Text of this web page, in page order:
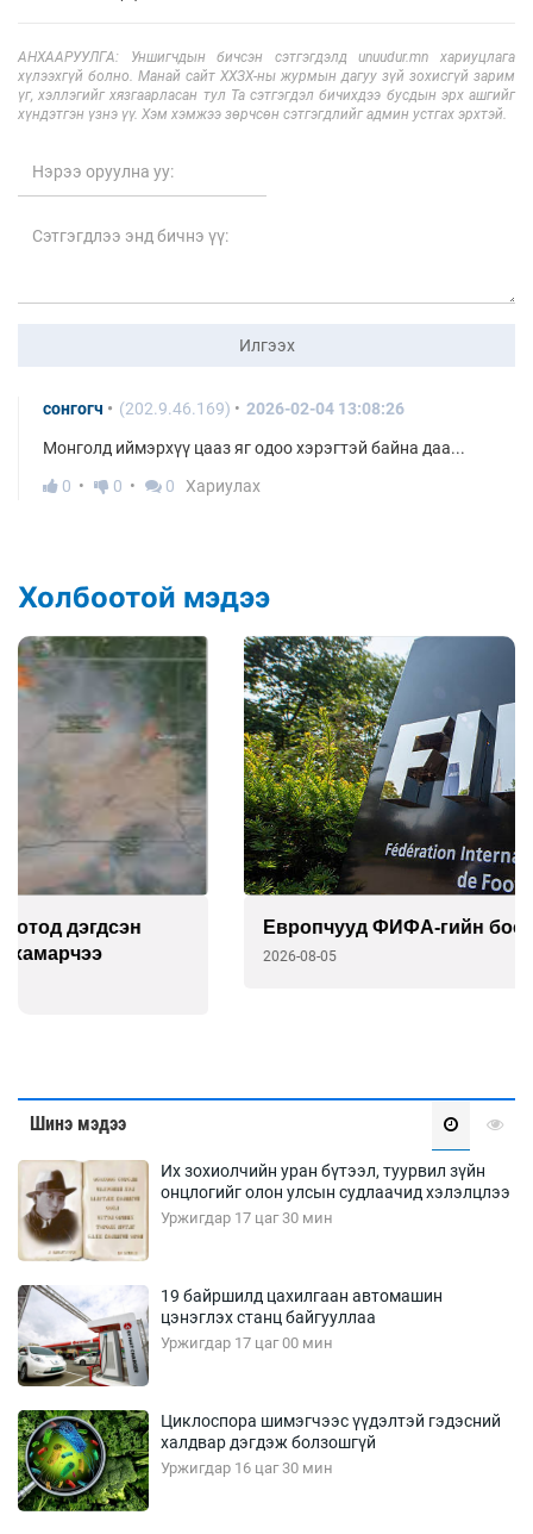
АНХААРУУЛГА: Уншигчдын бичсэн сэтгэгдэлд unuudur.mn хариуцлага
хүлээхгүй болно. Манай сайт ХХЗХ-ны журмын дагуу зүй зохисгүй зарим
үг, хэллэгийг хязгаарласан тул Та сэтгэгдэл бичихдээ бусдын эрх ашгийг
хүндэтгэн үзнэ үү. Хэм хэмжээ зөрчсөн сэтгэгдлийг админ устгах эрхтэй.
Илгээх
сонгогч (202.9.46.169) 2026-02-04 13:08:26
Монголд иймэрхүү цааз яг одоо хэрэгтэй байна даа...
0
0 0 Хариулах
Холбоотой мэдээ
Европчууд ФИФА-гийн боссын эсрэг
2026-08-05
Шинэ мэдээ
Их зохиолчийн уран бүтээл, туурвил зүйн
онцлогийг олон улсын судлаачид хэлэлцлээ
Уржигдар 17 цаг 30 мин
19 байршилд цахилгаан автомашин
цэнэглэх станц байгууллаа
Уржигдар 17 цаг 00 мин
Циклоспора шимэгчээс үүдэлтэй гэдэсний
халдвар дэгдэж болзошгүй
Уржигдар 16 цаг 30 мин